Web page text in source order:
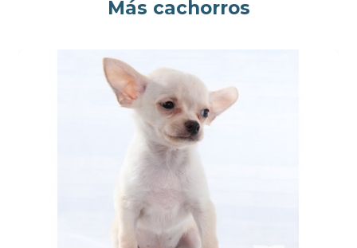
Más cachorros